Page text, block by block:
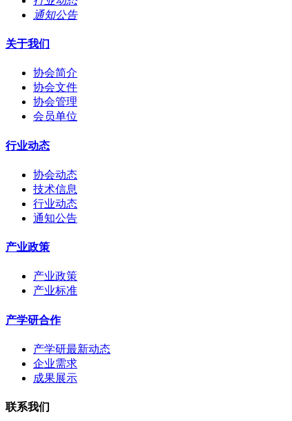
通知公告
关于我们
协会简介
协会文件
协会管理
会员单位
行业动态
协会动态
技术信息
行业动态
通知公告
产业政策
产业政策
产业标准
产学研合作
产学研最新动态
企业需求
成果展示
联系我们